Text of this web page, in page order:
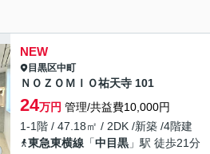
NEW
目黒区中町
ＮＯＺＯＭＩＯ祐天寺 101
24万円 管理/共益費10,000円
1-1階 / 47.18㎡ / 2DK /新築 /4階建
東急東横線 「中目黒 」駅 徒歩21分